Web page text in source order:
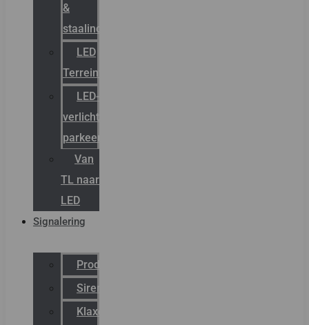
&
staalindustrie
LED
Terreinverlichting
LED-
verlichting
parkeergarage
Van
TL naar
LED
Signalering
Productcatalogus
Sirena
Klaxon